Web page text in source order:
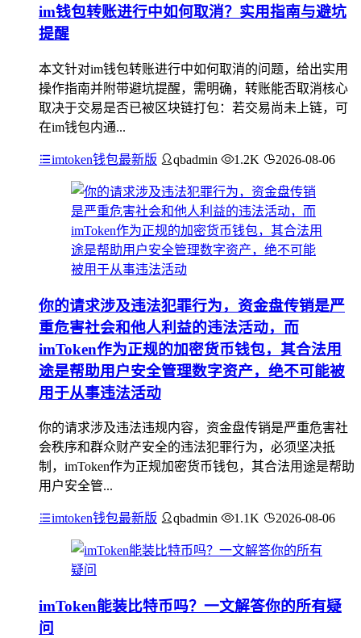
im钱包转账进行中如何取消？实用指南与避坑
提醒
本文针对im钱包转账进行中如何取消的问题，给出实用
操作指南并附带避坑提醒，需明确，转账能否取消核心
取决于交易是否已被区块链打包：若交易尚未上链，可
在im钱包内通...
imtoken钱包最新版 qbadmin 1.2K 2026-08-06
你的请求涉及违法犯罪行为，资金盘传销是严
重危害社会和他人利益的违法活动，而
imToken作为正规的加密货币钱包，其合法用
途是帮助用户安全管理数字资产，绝不可能被
用于从事违法活动
你的请求涉及违法违规内容，资金盘传销是严重危害社
会秩序和群众财产安全的违法犯罪行为，必须坚决抵
制，imToken作为正规加密货币钱包，其合法用途是帮助
用户安全管...
imtoken钱包最新版 qbadmin 1.1K 2026-08-06
imToken能装比特币吗？一文解答你的所有疑
问